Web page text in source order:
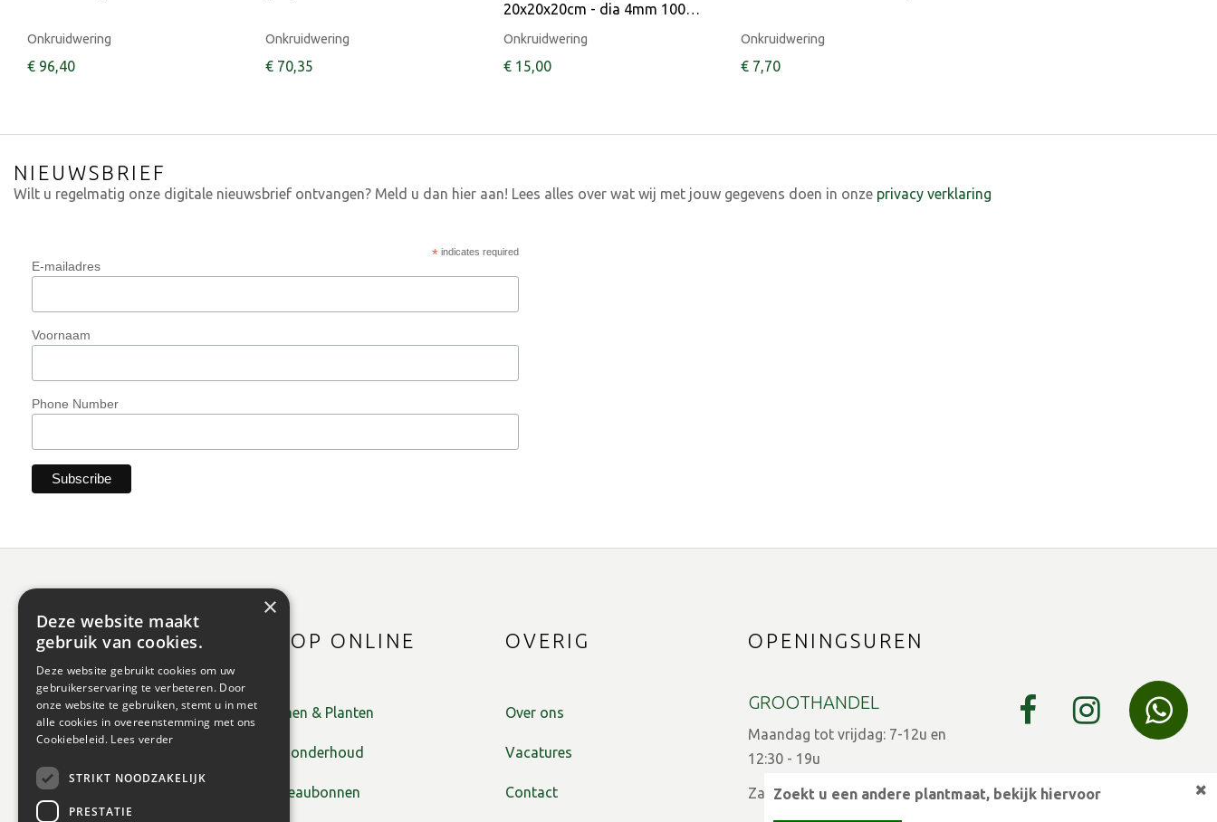
Onkruidwering
€ 96,40
Onkruidwering
€ 70,35
20x20x20cm - dia 4mm 100…
Onkruidwering
€ 15,00
Onkruidwering
€ 7,70
NIEUWSBRIEF
Wilt u regelmatig onze digitale nieuwsbrief ontvangen? Meld u dan hier aan! Lees alles over wat wij met jouw gegevens doen in onze privacy verklaring
*indicates required
E-mailadres
Voornaam
Phone Number
SHOP ONLINE
Bomen & Planten
Tuinonderhoud
Cadeaubonnen
OVERIG
Over ons
Vacatures
Contact
OPENINGSUREN
GROOTHANDEL
Maandag tot vrijdag: 7-12u en
12:30 - 19u
Zaterdag: 7-12u en 13-15u
Zoekt u een andere plantmaat, bekijk hiervoor
×
Deze website maakt
gebruik van cookies.
Deze website gebruikt cookies om uw
gebruikerservaring te verbeteren. Door
onze website te gebruiken, stemt u in met
alle cookies in overeenstemming met ons
Cookiebeleid. Lees verder
STRIKT NOODZAKELIJK
PRESTATIE